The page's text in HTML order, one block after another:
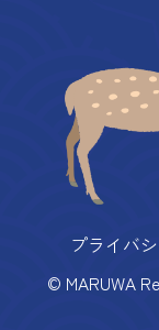
プライバ
© MARUWA